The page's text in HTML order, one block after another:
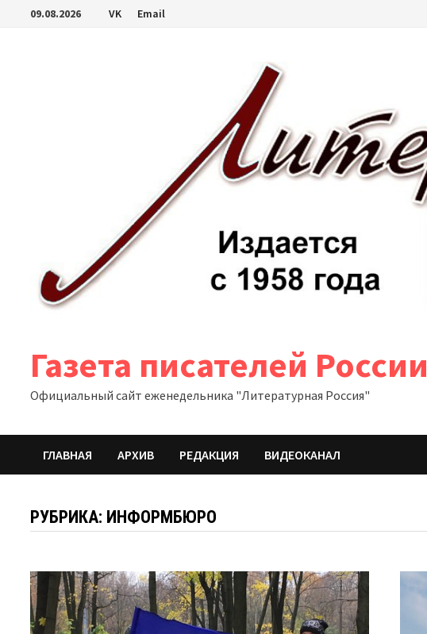
Перейти09.08.2026 VK Email
Газета писателей России
Официальный сайт еженедельника "Литературная Россия"
ГЛАВНАЯ АРХИВ РЕДАКЦИЯ ВИДЕОКАНАЛ
РУБРИКА: ИНФОРМБЮРО